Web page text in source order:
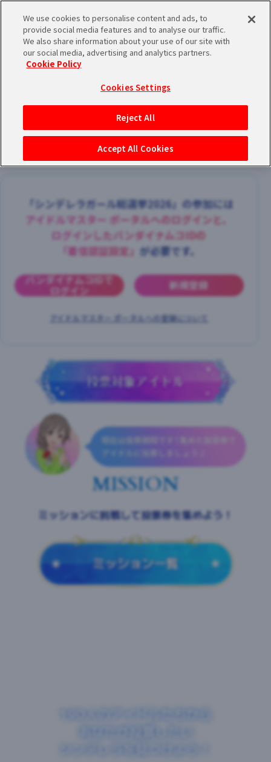
バンダイナムコIDで
アイドルマスター ポータルへの登録について
シリアルコード・
あいことば
チェックイン お気に入り
マイスケジュール メモ
投票期間：2026/8/3(月)12:00〜9/18(金)23:59
「シンデレラガール総選挙2026」の参加には
アイドルマスター ポータルへのログインと、
ログインしたバンダイナムコIDの
「着信認証設定」 が必要です。
バンダイナムコIDで
ログイン 新規登録
アイドルマスター ポータルへの登録について
MISSION
ミッションに挑戦して投票券を集めよう！
We use cookies to personalise content and ads, to
provide social media features and to analyse our traffic.
We also share information about your use of our site with
our social media, advertising and analytics partners.
Cookie Policy
Cookies Settings
Reject All
Accept All Cookies